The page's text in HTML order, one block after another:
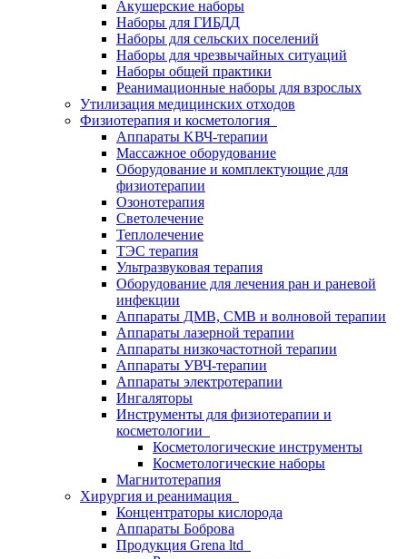
Акушерские наборы
Наборы для ГИБДД
Наборы для сельских поселений
Наборы для чрезвычайных ситуаций
Наборы общей практики
Реанимационные наборы для взрослых
Утилизация медицинских отходов
Физиотерапия и косметология
Аппараты KВЧ-терапии
Массажное оборудование
Оборудование и комплектующие для
физиотерапии
Озонотерапия
Светолечение
Теплолечение
ТЭС терапия
Ультразвуковая терапия
Оборудование для лечения ран и раневой
инфекции
Аппараты ДМВ, СМВ и волновой терапии
Аппараты лазерной терапии
Аппараты низкочастотной терапии
Аппараты УВЧ-терапии
Аппараты электротерапии
Ингаляторы
Инструменты для физиотерапии и
косметологии
Косметологические инструменты
Косметологические наборы
Магнитотерапия
Хирургия и реанимация
Концентраторы кислорода
Аппараты Боброва
Продукция Grena ltd